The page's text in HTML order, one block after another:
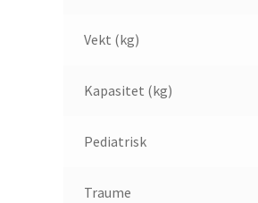
Vekt (kg)
Kapasitet (kg)
Pediatrisk
Traume